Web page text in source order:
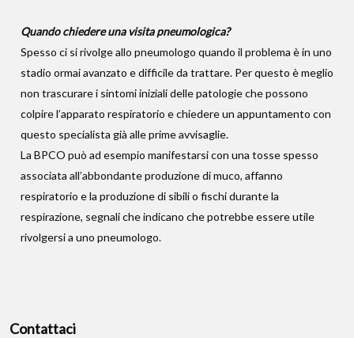
Quando chiedere una visita pneumologica?
Spesso ci si rivolge allo pneumologo quando il problema è in uno
stadio ormai avanzato e difficile da trattare. Per questo è meglio
non trascurare i sintomi iniziali delle patologie che possono
colpire l’apparato respiratorio e chiedere un appuntamento con
questo specialista già alle prime avvisaglie.
La BPCO può ad esempio manifestarsi con una tosse spesso
associata all’abbondante produzione di muco, affanno
respiratorio e la produzione di sibili o fischi durante la
respirazione, segnali che indicano che potrebbe essere utile
rivolgersi a uno pneumologo.
Contattaci